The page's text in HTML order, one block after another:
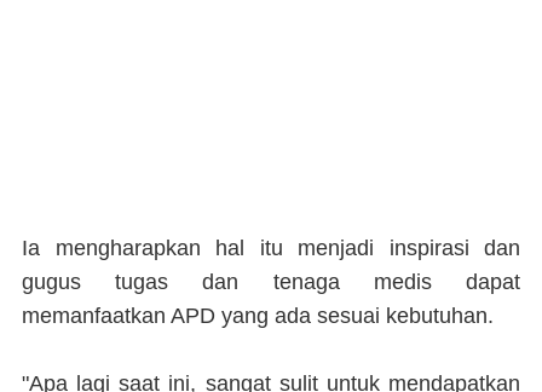
Ia mengharapkan hal itu menjadi inspirasi dan
gugus tugas dan tenaga medis dapat
memanfaatkan APD yang ada sesuai kebutuhan.
"Apa lagi saat ini, sangat sulit untuk mendapatkan